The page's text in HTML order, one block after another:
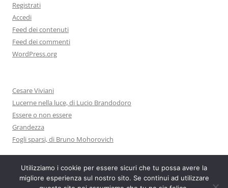
Registrati
Accedi
Feed dei contenuti
Feed dei commenti
WordPress.org
Cesare Viviani
Lucerne nella luce, di Lucio Brandodoro
Essere o non essere
Grandezza
Fogli sparsi, di Bruno Mohorovich
Utilizziamo i cookie per essere sicuri che tu possa avere la
migliore esperienza sul nostro sito. Se continui ad utilizzare